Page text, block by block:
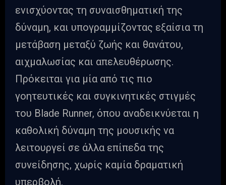
ενισχύοντας τη συναισθηματική της
δύναμη, και υπογραμμίζοντας εξαίσια τη
μετάβαση μεταξύ ζωής και θανάτου,
αιχμαλωσίας και απελευθέρωσης.
Πρόκειται για μία από τις πιο
γοητευτικές και συγκινητικές στιγμές
του Blade Runner, όπου αναδεικνύεται η
καθολική δύναμη της μουσικής να
λειτουργεί σε άλλα επίπεδα της
συνείδησης, χωρίς καμία δραματική
υπερβολή.